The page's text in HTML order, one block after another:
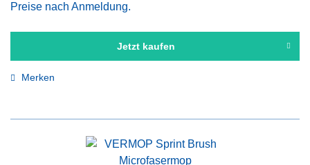
Preise nach Anmeldung.
Jetzt kaufen
Merken